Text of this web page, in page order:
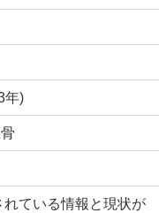
年)
れている情報と現状が